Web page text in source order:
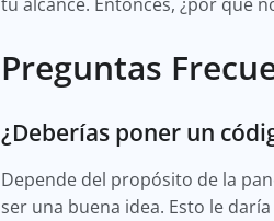
Preguntas
¿Deberías poner un
Depende del propósito de la
ser una buena idea. Esto le